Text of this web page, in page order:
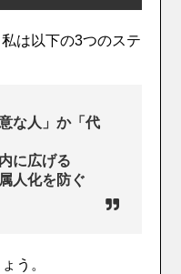
は以下の3つのステ
な人」か「代
に広げる
人化を防ぐ
う。